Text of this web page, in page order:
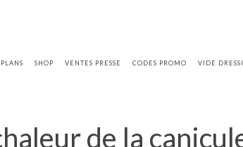
SHOP VENTES PRESSE CODES PROMO VIDE
de la